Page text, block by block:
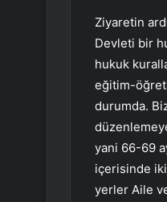
Ziyaretin
Devleti bir
hukuk
eğitim-
durumda.
yani 66-69
içerisinde
yerler Aile